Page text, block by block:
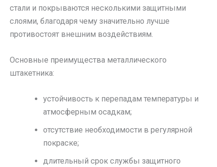
стали и покрываются несколькими защитными
слоями, благодаря чему значительно лучше
противостоят внешним воздействиям.
Основные преимущества металлического
штакетника:
устойчивость к перепадам температуры и
атмосферным осадкам;
отсутствие необходимости в регулярной
покраске;
длительный срок службы защитного